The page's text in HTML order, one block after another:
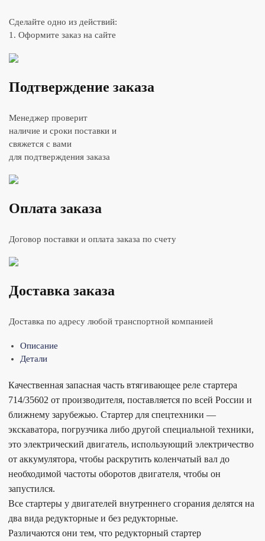
Сделайте одно из действий:
1. Оформите заказ на сайте
Подтверждение заказа
Менеджер проверит
наличие и сроки поставки и
свяжется с вами
для подтверждения заказа
Оплата заказа
Договор поставки и оплата заказа по счету
Доставка заказа
Доставка по адресу любой транспортной компанией
Описание
Детали
Качественная запасная часть втягивающее реле стартера
714/35602 от производителя, поставляется по всей России и
ближнему зарубежью. Стартер для спецтехники —
экскаватора, погрузчика либо другой специальной техники,
это электрический двигатель, использующий электричество
от аккумулятора, чтобы раскрутить коленчатый вал до
необходимой частоты оборотов двигателя, чтобы он
запустился.
Все стартеры у двигателей внутреннего сгорания делятся на
два вида редукторные и без редукторные.
Различаются они тем, что редукторный стартер